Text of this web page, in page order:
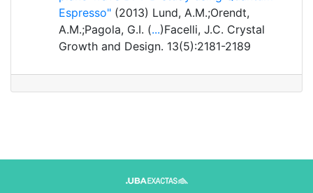
Espresso" (2013) Lund, A.M.;Orendt,
A.M.;Pagola, G.I. (...)Facelli, J.C. Crystal
Growth and Design. 13(5):2181-2189